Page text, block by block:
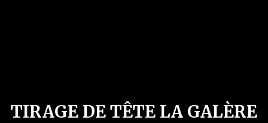
TIRAGE DE TÊTE LA GALÈRE